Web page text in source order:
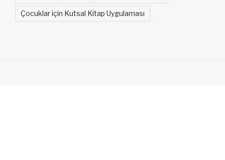
Çocuklar için Kutsal Kitap Uygulaması